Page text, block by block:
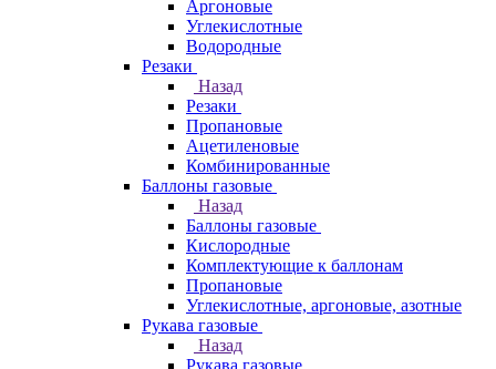
Аргоновые
Углекислотные
Водородные
Резаки
Назад
Резаки
Пропановые
Ацетиленовые
Комбинированные
Баллоны газовые
Назад
Баллоны газовые
Кислородные
Комплектующие к баллонам
Пропановые
Углекислотные, аргоновые, азотные
Рукава газовые
Назад
Рукава газовые